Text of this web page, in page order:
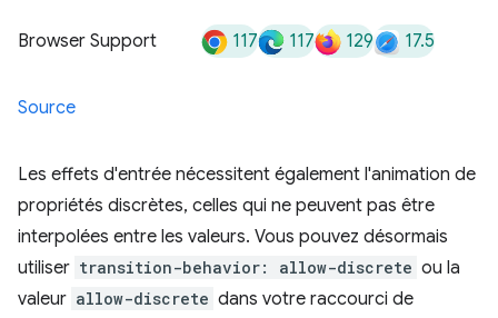
Browser Support 117 117 129 17.5
Source
Les effets d'entrée nécessitent également l'animation de
propriétés discrètes, celles qui ne peuvent pas être
interpolées entre les valeurs. Vous pouvez désormais
utiliser transition-behavior: allow-discrete ou la
valeur allow-discrete dans votre raccourci de